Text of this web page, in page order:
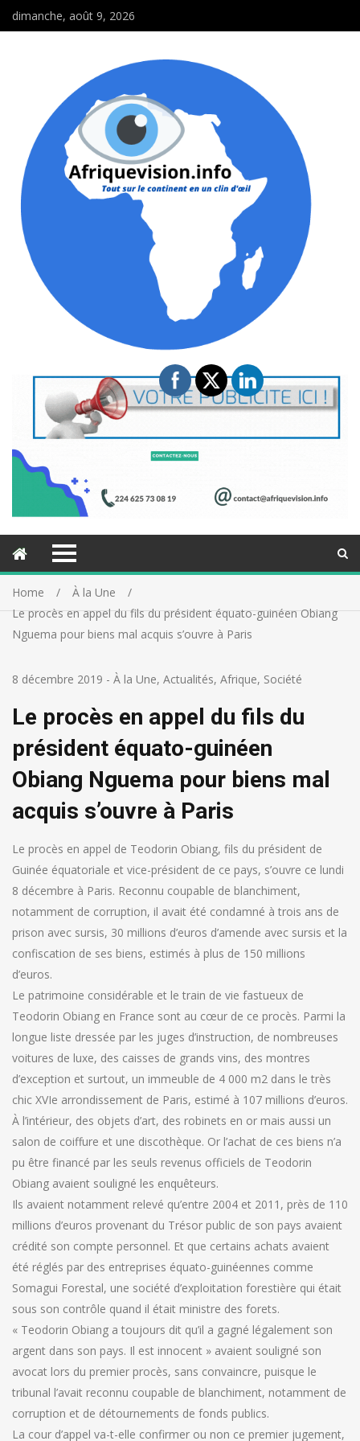
dimanche, août 9, 2026
Home
À la Une
Le procès en appel du fils du président équato-guinéen Obiang
Nguema pour biens mal acquis s’ouvre à Paris
8 décembre 2019 - À la Une, Actualités, Afrique, Société
Le procès en appel du fils du
président équato-guinéen
Obiang Nguema pour biens mal
acquis s’ouvre à Paris
Le procès en appel de Teodorin Obiang, fils du président de
Guinée équatoriale et vice-président de ce pays, s’ouvre ce lundi
8 décembre à Paris. Reconnu coupable de blanchiment,
notamment de corruption, il avait été condamné à trois ans de
prison avec sursis, 30 millions d’euros d’amende avec sursis et la
confiscation de ses biens, estimés à plus de 150 millions
d’euros.
Le patrimoine considérable et le train de vie fastueux de
Teodorin Obiang en France sont au cœur de ce procès. Parmi la
longue liste dressée par les juges d’instruction, de nombreuses
voitures de luxe, des caisses de grands vins, des montres
d’exception et surtout, un immeuble de 4 000 m2 dans le très
chic XVIe arrondissement de Paris, estimé à 107 millions d’euros.
À l’intérieur, des objets d’art, des robinets en or mais aussi un
salon de coiffure et une discothèque. Or l’achat de ces biens n’a
pu être financé par les seuls revenus officiels de Teodorin
Obiang avaient souligné les enquêteurs.
Ils avaient notamment relevé qu’entre 2004 et 2011, près de 110
millions d’euros provenant du Trésor public de son pays avaient
crédité son compte personnel. Et que certains achats avaient
été réglés par des entreprises équato-guinéennes comme
Somagui Forestal, une société d’exploitation forestière qui était
sous son contrôle quand il était ministre des forets.
« Teodorin Obiang a toujours dit qu’il a gagné légalement son
argent dans son pays. Il est innocent » avaient souligné son
avocat lors du premier procès, sans convaincre, puisque le
tribunal l’avait reconnu coupable de blanchiment, notamment de
corruption et de détournements de fonds publics.
La cour d’appel va-t-elle confirmer ou non ce premier jugement,